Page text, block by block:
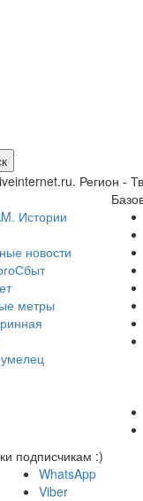
Регион -
Истории
новости
метры
подписчикам :)
WhatsApp
Viber